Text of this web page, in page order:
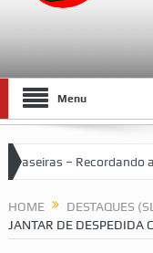
Menu
ao “4 ideal”
HOME DESTAQUES
JANTAR DE DESPEDIDA